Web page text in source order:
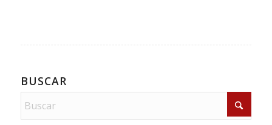
BUSCAR